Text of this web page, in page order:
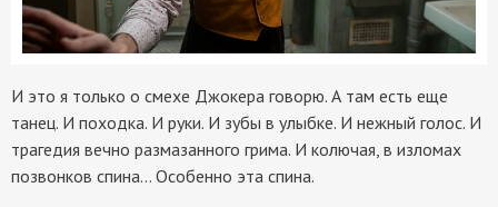
И это я только о смехе Джокера говорю. А там есть еще
танец. И походка. И руки. И зубы в улыбке. И нежный голос. И
трагедия вечно размазанного грима. И колючая, в изломах
позвонков спина… Особенно эта спина.